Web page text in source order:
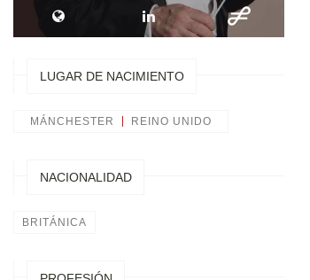
LUGAR DE NACIMIENTO
MÁNCHESTER REINO UNIDO
NACIONALIDAD
BRITÁNICA